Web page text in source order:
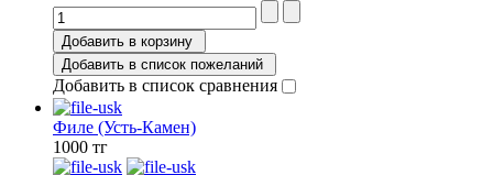
Добавить в корзину
Добавить в список пожеланий
Добавить в список сравнения
Филе (Усть-Камен)
1000 тг